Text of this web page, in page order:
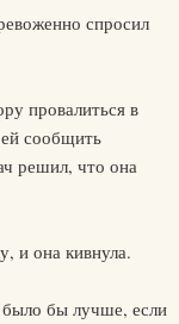
спросил
провалиться в
сообщить
решил, что она
и она кивнула.
бы лучше, если